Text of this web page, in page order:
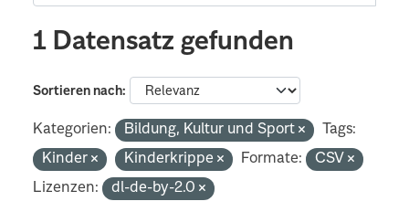
1 Datensatz gefunden
Sortieren nach
Kategorien: Bildung, Kultur und Sport
Tags:
Kinder
Kinderkrippe Formate:
CSV
Lizenzen:
dl-de-by-2.0